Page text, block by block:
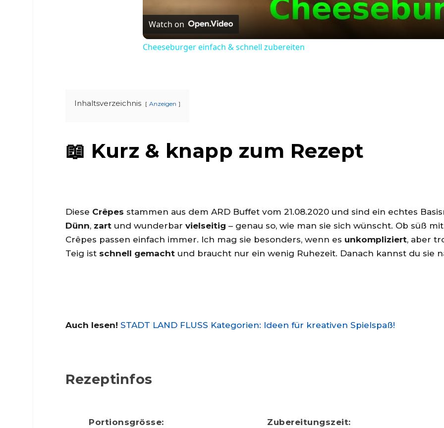
Watch on
Cheeseburger einfach & schnell zubereiten
Inhaltsverzeichnis Anzeigen
📖 Kurz & knapp zum Rezept
Diese Crêpes stammen aus dem ARD Buffet vom 21.08.2020 und sind ein echtes
Dünn, zart und wunderbar vielseitig – genau so, wie man sie sich wünscht. Ob süß
Crêpes passen einfach immer. Ich mag sie besonders, wenn es unkompliziert, aber
Teig ist schnell gemacht und braucht nur ein wenig Ruhezeit. Danach kannst du sie
Auch lesen! STADT LAND FLUSS Kategorien: Ideen für kreativen Spielspaß!
Rezeptinfos
Portionsgrösse: Zubereitungszeit: